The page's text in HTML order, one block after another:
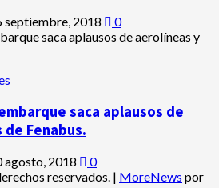
septiembre, 2018 0
saca aplausos de
Fenabus.
agosto, 2018
0
reservados. | MoreNews por